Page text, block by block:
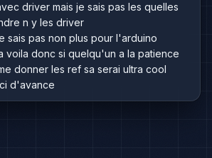
driver mais je sais pas les quelles
n y les driver
sais pas non plus pour l'arduino
voila donc si quelqu'un a la patience
donner les ref sa serai ultra cool
d'avance